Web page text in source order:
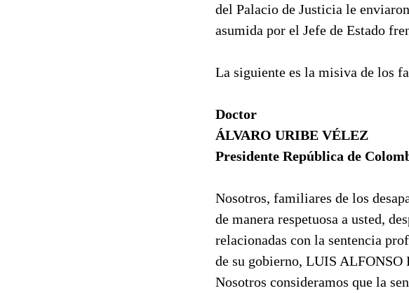
del Palacio de Justicia le
asumida por el Jefe de Estado
La siguiente es la misiva de los
Doctor
ÁLVARO URIBE VÉLEZ
Presidente República de
Nosotros, familiares de los
de manera respetuosa a usted,
relacionadas con la sentencia
de su gobierno, LUIS
Nosotros consideramos que la